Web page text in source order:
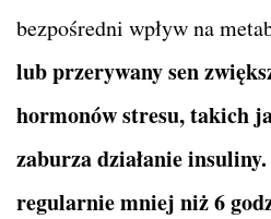
bezpośredni wpływ na
lub przerywany sen
hormonów stresu, takich
zaburza działanie
regularnie mniej niż 6